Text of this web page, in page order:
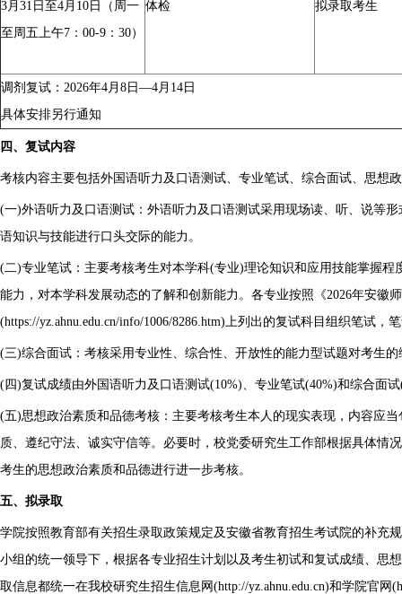
3月31日至4月10日（周一
至周五上午7：00-9：30）
体检 拟录取考生
调剂复试：2026年4月8日—4月14日
具体安排另行通知
四、复试内容
考核内容主要包括外国语听力及口语测试、专业笔试、综合面试、思想
(一)外语听力及口语测试：外语听力及口语测试采用现场读、听、说等
语知识与技能进行口头交际的能力。
(二)专业笔试：主要考核考生对本学科(专业)理论知识和应用技能掌握
能力，对本学科发展动态的了解和创新能力。各专业按照《2026年安徽
(https://yz.ahnu.edu.cn/info/1006/8286.htm)上列出的复试科目组织笔试，
(三)综合面试：考核采用专业性、综合性、开放性的能力型试题对考生
(四)复试成绩由外国语听力及口语测试(10%)、专业笔试(40%)和综合面
(五)思想政治素质和品德考核：主要考核考生本人的现实表现，内容应
质、遵纪守法、诚实守信等。必要时，校党委研究生工作部根据具体情
考生的思想政治素质和品德进行进一步考核。
五、拟录取
学院按照教育部有关招生录取政策规定及安徽省教育招生考试院的补充
小组的统一领导下，根据各专业招生计划以及考生初试和复试成绩、思
取信息都统一在我校研究生招生信息网(http://yz.ahnu.edu.cn)和学院官网